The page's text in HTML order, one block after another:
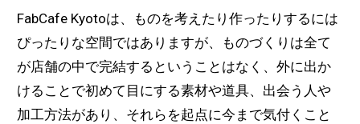
FabCafe Kyotoは、ものを考えたり作ったりするには
ぴったりな空間ではありますが、ものづくりは全て
が店舗の中で完結するということはなく、外に出か
けることで初めて目にする素材や道具、出会う人や
加工方法があり、それらを起点に今まで気付くこと